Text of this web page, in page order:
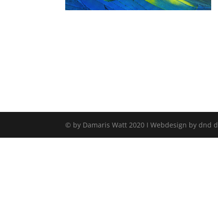
© by Damaris Watt 2020 I Webdesign by dnd